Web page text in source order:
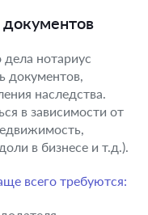
нотариус
документов,
наследства.
в зависимости от
в бизнесе и т.д.).
всего требуются: